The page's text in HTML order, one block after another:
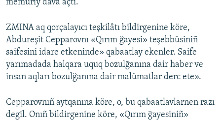
memuriy dava açtı.
ZMINA aq qorçalayıcı teşkilâtı bildirgenine köre,
Abdureşit Cepparovnı «Qırım ğayesi» teşebbüsiniñ
saifesini idare etkeninde» qabaatlay ekenler. Saife
yarımadada halqara uquq bozulğanına dair haber ve
insan aqları bozulğanına dair malümatlar derc ete».
Cepparovnıñ aytqanına köre, o, bu qabaatlavlarnen razı
degil. Onıñ bildirgenine köre, «Qırım ğayesiniñ»